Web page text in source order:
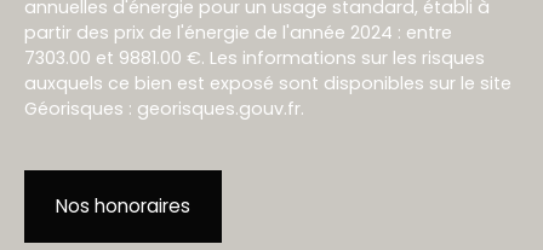
annuelles d'énergie pour un usage standard, établi à
partir des prix de l'énergie de l'année 2024 : entre
7303.00 et 9881.00 €. Les informations sur les risques
auxquels ce bien est exposé sont disponibles sur le site
Géorisques : georisques.gouv.fr.
Nos honoraires